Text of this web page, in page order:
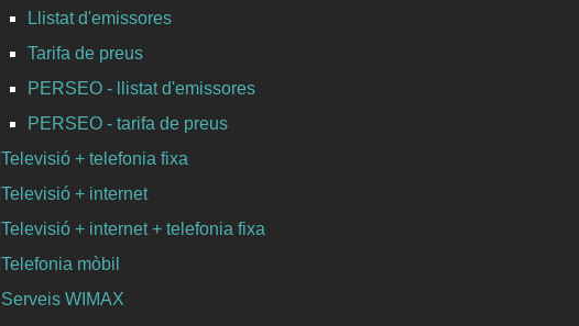
Llistat d'emissores
Tarifa de preus
PERSEO - llistat d'emissores
PERSEO - tarifa de preus
Televisió + telefonia fixa
Televisió + internet
Televisió + internet + telefonia fixa
Telefonia mòbil
Serveis WIMAX